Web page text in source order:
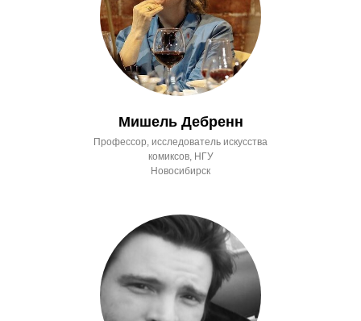
Мишель Дебренн
Профессор, исследователь искусства
комиксов, НГУ
Новосибирск